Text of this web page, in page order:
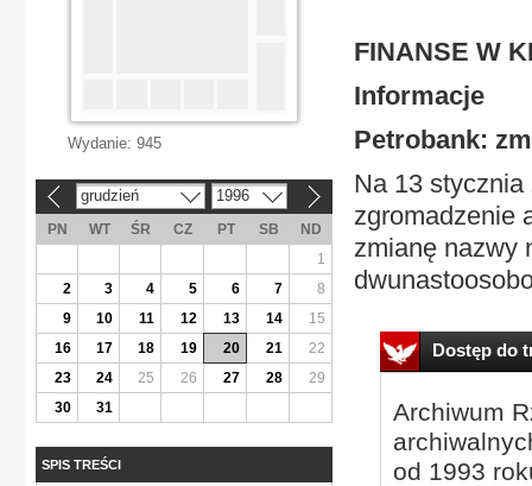
FINANSE W
Informacje
Petrobank:
Na 13 stycznia
zgromadzenie
zmianę nazwy
Dostęp do
Archiwum
od 1993
Wydanie: 945
grudzień 1996
PN WT ŚR CZ PT SB
ND
1
2
3 4 5 6 7
8
9
10 11 12 13 14
15
16
17 18 19 20 21
22
23
24 25 26 27 28
29
30
31
SPIS TREŚCI